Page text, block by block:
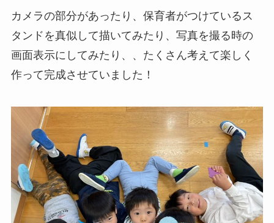
カメラの部分があったり、保育者がつけているス
タンドを真似して描いてみたり、写真を撮る時の
画面表示にしてみたり、、たくさん考えて楽しく
作って完成させていました！